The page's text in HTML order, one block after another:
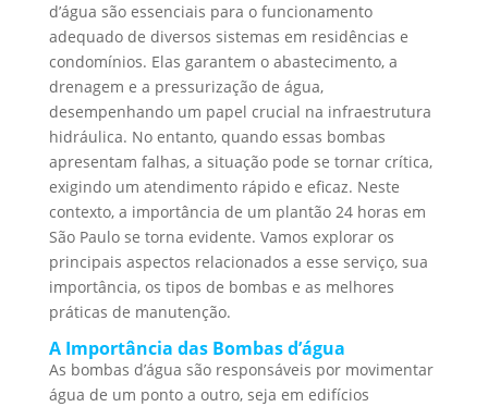
d’água são essenciais para o funcionamento
adequado de diversos sistemas em residências e
condomínios. Elas garantem o abastecimento, a
drenagem e a pressurização de água,
desempenhando um papel crucial na infraestrutura
hidráulica. No entanto, quando essas bombas
apresentam falhas, a situação pode se tornar crítica,
exigindo um atendimento rápido e eficaz. Neste
contexto, a importância de um plantão 24 horas em
São Paulo se torna evidente. Vamos explorar os
principais aspectos relacionados a esse serviço, sua
importância, os tipos de bombas e as melhores
práticas de manutenção.
A Importância das Bombas d’água
As bombas d’água são responsáveis por movimentar
água de um ponto a outro, seja em edifícios